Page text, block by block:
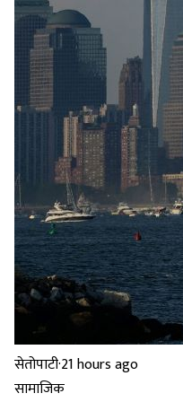
सेतोपाटी·21 hours ago
सामाजिक